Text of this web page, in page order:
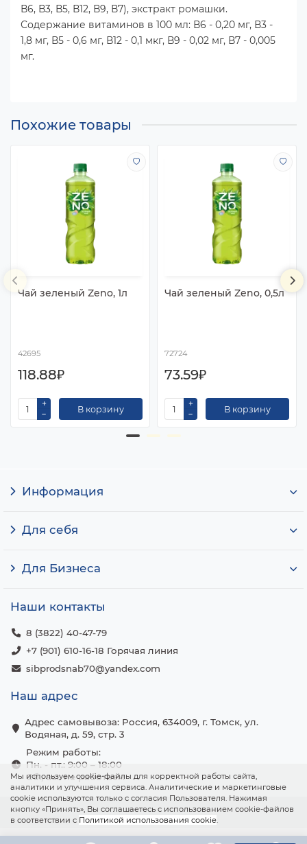
В6, В3, В5, В12, В9, В7), экстракт ромашки.
Содержание витаминов в 100 мл: В6 - 0,20 мг, В3 -
1,8 мг, В5 - 0,6 мг, В12 - 0,1 мкг, В9 - 0,02 мг, В7 - 0,005
мг.
Похожие товары
Чай зеленый Zeno, 1л
42695
118.88₽
В корзину
Чай зеленый Zeno, 0,5л
72724
73.59₽
В корзину
Мы используем cookie-файлы для корректной работы сайта,
аналитики и улучшения сервиса. Аналитические и маркетинговые
cookie используются только с согласия Пользователя. Нажимая
кнопку «Принять», Вы соглашаетесь с использованием cookie-файлов
в соответствии с Политикой использования cookie.
Информация
Для себя
Для Бизнеса
Наши контакты
8 (3822) 40-47-79
+7 (901) 610-16-18 Горячая линия
sibprodsnab70@yandex.com
Наш адрес
Адрес самовывоза: Россия, 634009, г. Томск, ул.
Водяная, д. 59, стр. 3
Режим работы:
Пн. - пт.: 9:00 – 18:00
Сб., вс.: не работаем